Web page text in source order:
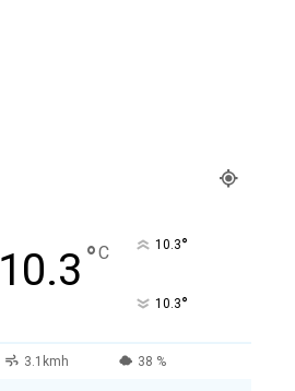
10.3 °C 10.3°
10.3°
3.1kmh 38 %